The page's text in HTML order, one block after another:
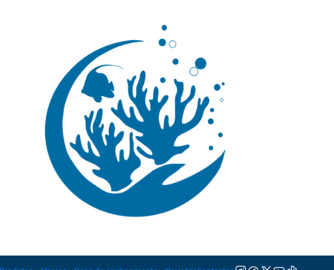
Moreias
Ainda não há produtos disponíveis aqui
outras categorias ou usar a barra de pesquisa para encontrar outros produtos.